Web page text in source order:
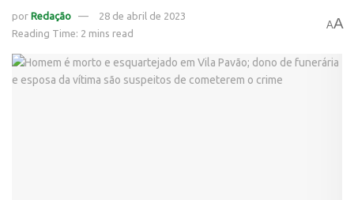
por Redação
28 de abril de 2023
Reading Time: 2 mins read
AA